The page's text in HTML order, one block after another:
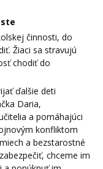
činnosti, do
Žiaci sa stravujú
chodiť do
ďalšie deti
Daria,
a pomáhajúci
konfliktom
a bezstarostné
chceme im